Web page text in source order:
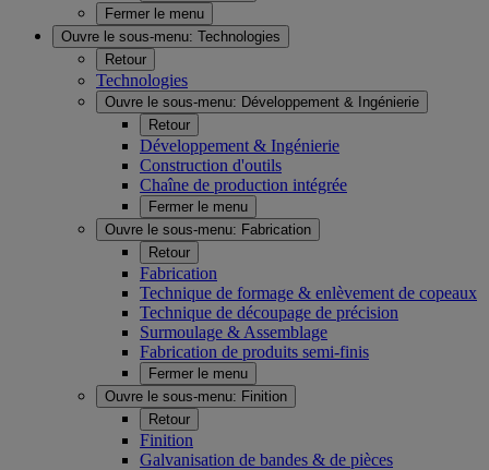
Fermer le menu
Ouvre le sous-menu: Technologies
Retour
Technologies
Ouvre le sous-menu: Développement & Ingénierie
Retour
Développement & Ingénierie
Construction d'outils
Chaîne de production intégrée
Fermer le menu
Ouvre le sous-menu: Fabrication
Retour
Fabrication
Technique de formage & enlèvement de copeaux
Technique de découpage de précision
Surmoulage & Assemblage
Fabrication de produits semi-finis
Fermer le menu
Ouvre le sous-menu: Finition
Retour
Finition
Galvanisation de bandes & de pièces